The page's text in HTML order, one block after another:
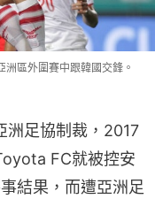
區外圍賽中跟韓國交鋒。
洲足協制裁，2017
FC就被控安
結果，而遭亞洲足